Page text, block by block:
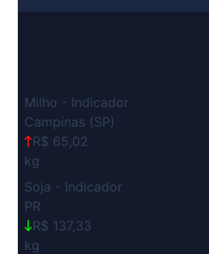
Milho - Indicador
Campinas (SP)
R$ 65,02
kg
Soja - Indicador
PR
R$ 137,33
kg